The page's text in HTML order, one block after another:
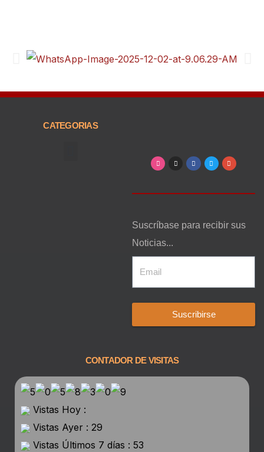
CATEGORIAS
Suscríbase para recibir sus
Noticias...
Suscribirse
CONTADOR DE VISITAS
Vistas Hoy :
Vistas Ayer : 29
Vistas Últimos 7 días : 53